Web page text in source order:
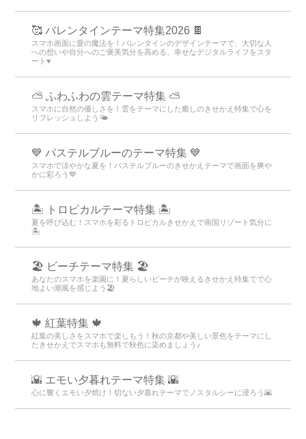
🥰 バレンタインテーマ特集2026 🍫
スマホ画面に愛の魔法を！バレンタインのデザインテーマで、大切な人
への想いや自分へのご褒美気分を高める、幸せなデジタルライフをスタ
ート♥️
⛅ ふわふわの雲テーマ特集 ⛅
スマホに自然の優しさを！雲をテーマにした癒しのきせかえ特集で心を
リフレッシュしよう🌤️
💙 パステルブルーのテーマ特集 💙
スマホで涼やかな夏を！パステルブルーのきせかえテーマで画面を爽や
かに彩ろう💙
🏝️ トロピカルテーマ特集 🏝️
夏を呼び込む！スマホを彩るトロピカルきせかえで南国リゾート気分に
🏝️
🏖 ビーチテーマ特集 🏖
あなたのスマホを楽園に！夏らしいビーチが映えるきせかえ特集でで心
地よい潮風を感じよう🏖
🍁 紅葉特集 🍁
紅葉の美しさをスマホで楽しもう！秋の京都や美しい景色をテーマにし
たきせかえでスマホも無料で秋色に染めましょう♪
🌇 エモい夕暮れテーマ特集 🌇
心に響くエモい夕焼け！切ない夕暮れテーマでノスタルシーに浸ろう🌇